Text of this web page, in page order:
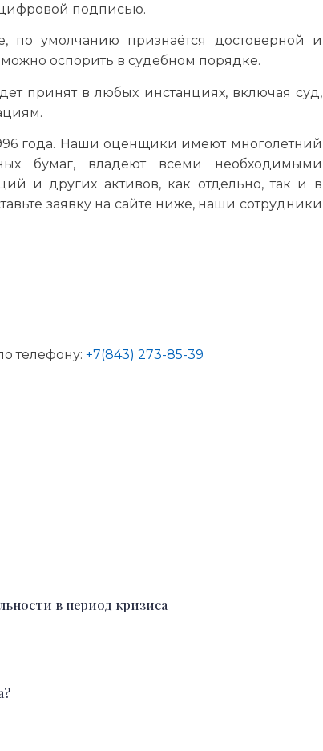
цифровой подписью.
по умолчанию признаётся достоверной и
оспорить в судебном порядке.
принят в любых инстанциях, включая суд,
года. Наши оценщики имеют многолетний
бумаг, владеют всеми необходимыми
и других активов, как отдельно, так и в
заявку на сайте ниже, наши сотрудники
телефону: +7(843) 273-85-39
в период кризиса